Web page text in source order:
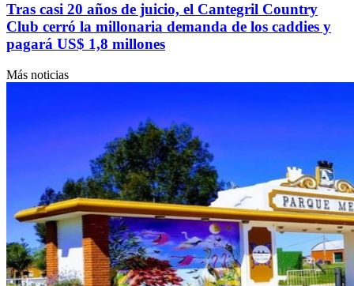
Tras casi 20 años de juicio, el Cantegril Country
Club cerró la millonaria demanda de los caddies y
pagará US$ 1,8 millones
Más noticias